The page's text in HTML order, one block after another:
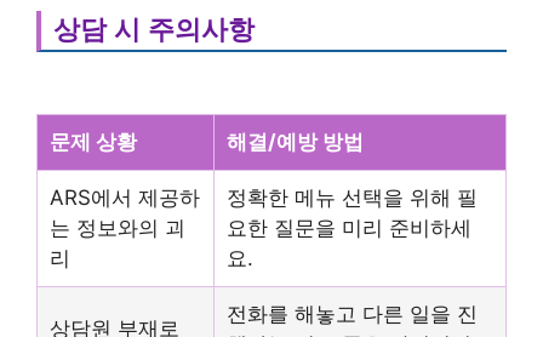
상담 시 주의사항
문제 상황 해결/예방 방법
ARS에서 제공하
는 정보와의 괴
리
정확한 메뉴 선택을 위해 필
요한 질문을 미리 준비하세
요.
상담원 부재로
전화를 해놓고 다른 일을 진